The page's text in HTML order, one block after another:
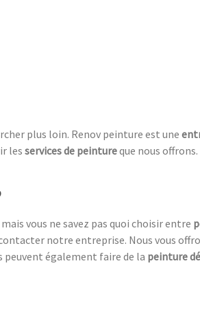
plus loin. Renov peinture est une
les services de peintureque nous
mais vous ne savez pas quoi choisir entre
notre entreprise. Nous vous
peuvent également faire de la peinture